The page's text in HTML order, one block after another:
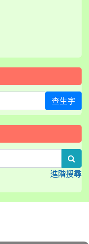
查生字
進階搜尋